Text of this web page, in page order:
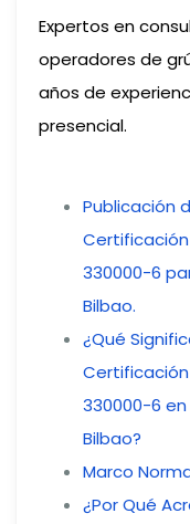
Expertos en
operadores de
años de
presencial.
Publicación
Certificación
330000-6
Bilbao.
¿Qué
Certificación
330000-6 en
Bilbao?
Marco
¿Por Qué